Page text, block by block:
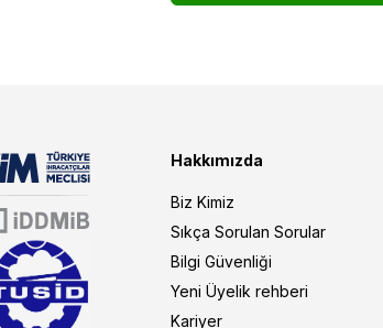
Hakkımızda
Biz Kimiz
Sıkça Sorulan Sorular
Bilgi Güvenliği
Yeni Üyelik rehberi
Kariyer